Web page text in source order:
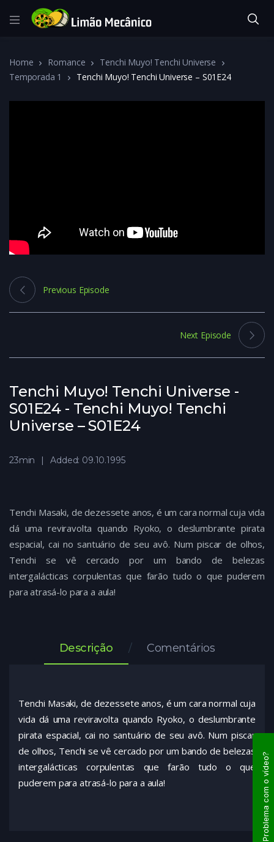
Home Romance
Tenchi Muyo! Tenchi Universe
Temporada 1
Tenchi Muyo! Tenchi Universe – S01E24
Tenchi Muyo! Tenchi Universe -
S01E24 - Tenchi Muyo! Tenchi
Universe – S01E24
Previous Episode
Next Episode
23min Added: 09.10.1995
Tenchi Masaki, de dezessete anos, é um cara normal cuja vida
dá uma reviravolta quando Ryoko, o deslumbrante pirata
espacial, cai no santuário de seu avô. Num piscar de olhos,
Tenchi se vê cercado por um bando de belezas
intergalácticas corpulentas que farão tudo o que puderem
para atrasá-lo para a aula!
Descrição Comentários
Tenchi Masaki, de dezessete anos, é um cara normal cuja
vida dá uma reviravolta quando Ryoko, o deslumbrante
pirata espacial, cai no santuário de seu avô. Num piscar
de olhos, Tenchi se vê cercado por um bando de belezas
intergalácticas corpulentas que farão tudo o que
puderem para atrasá-lo para a aula!
Problema com o vídeo?